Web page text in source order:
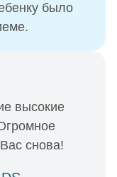
было
высокие
снова!